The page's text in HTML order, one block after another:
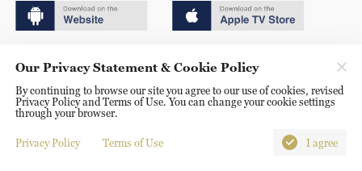
京ICP备20000184号
京公网安备 11010502050052号
Disinformation report hotline: 010-85061466
Our Privacy Statement & Cookie Policy
By continuing to browse our site you agree to our use of cookies, revised
Privacy Policy and Terms of Use. You can change your cookie settings
through your browser.
Privacy Policy Terms of Use I agree